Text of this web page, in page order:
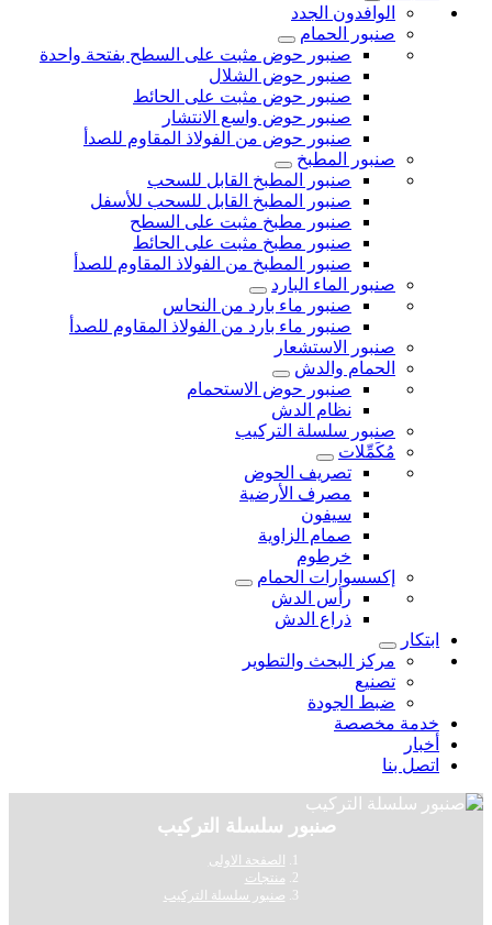
الوافدون الجدد
صنبور الحمام
صنبور حوض مثبت على السطح بفتحة واحدة
صنبور حوض الشلال
صنبور حوض مثبت على الحائط
صنبور حوض واسع الانتشار
صنبور حوض من الفولاذ المقاوم للصدأ
صنبور المطبخ
صنبور المطبخ القابل للسحب
صنبور المطبخ القابل للسحب للأسفل
صنبور مطبخ مثبت على السطح
صنبور مطبخ مثبت على الحائط
صنبور المطبخ من الفولاذ المقاوم للصدأ
صنبور الماء البارد
صنبور ماء بارد من النحاس
صنبور ماء بارد من الفولاذ المقاوم للصدأ
صنبور الاستشعار
الحمام والدش
صنبور حوض الاستحمام
نظام الدش
صنبور سلسلة التركيب
مُكَمِّلات
تصريف الحوض
مصرف الأرضية
سيفون
صمام الزاوية
خرطوم
إكسسوارات الحمام
رأس الدش
ذراع الدش
ابتكار
مركز البحث والتطوير
تصنيع
ضبط الجودة
خدمة مخصصة
أخبار
اتصل بنا
صنبور سلسلة التركيب
الصفحة الاولى
منتجات
صنبور سلسلة التركيب